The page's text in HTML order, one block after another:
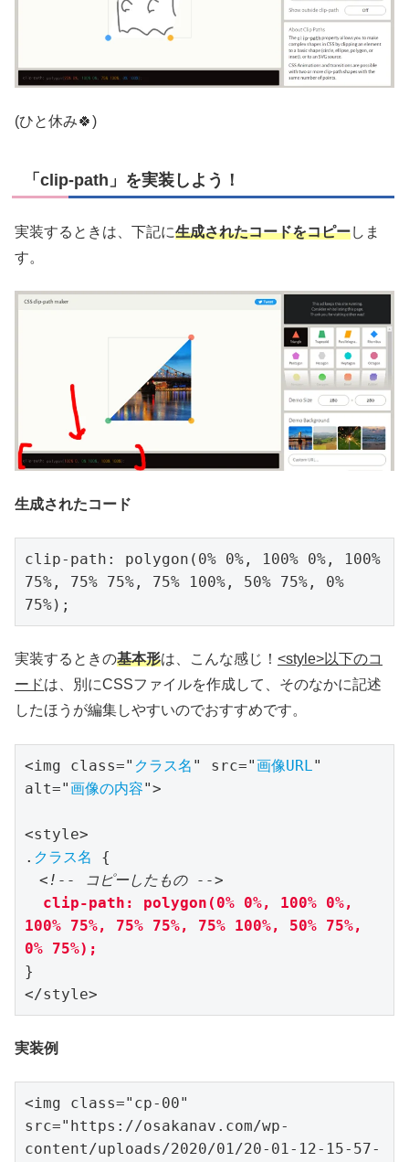
(ひと休み🍀)
「clip-path」を実装しよう！
実装するときは、下記に生成されたコードをコピーしま
す。
生成されたコード
clip-path: polygon(0% 0%, 100% 0%, 100%
75%, 75% 75%, 75% 100%, 50% 75%, 0%
75%);
実装するときの基本形は、こんな感じ！ <style>以下のコ
ードは、別にCSSファイルを作成して、そのなかに記述
したほうが編集しやすいのでおすすめです。
<img class=" クラス名 " src="画像URL "
alt="画像の内容">
<style>
. クラス名
{
<!-- コピーしたもの -->
clip-path: polygon(0% 0%, 100% 0%,
100% 75%, 75% 75%, 75% 100%, 50% 75%,
0% 75%);
}
</style>
実装例
<img class="cp-00"
src="https://osakanav.com/wp-
content/uploads/2020/01/20-01-12-15-57-